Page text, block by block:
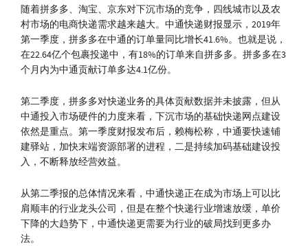
随着拼多多、淘宝、京东对下沉市场的竞争，四线城市以及农
村市场的电商快递需求越来越大。中通快递财报显示，2019年
第一季度，拼多多在中通的订单量同比增长41.6%。也就是说，
在22.64亿个包裹投递中，有18%的订单来自拼多多。拼多多在3
个月内为中通贡献订单多达4.1亿份。
第二季度，拼多多对快递业务的具体贡献数据并未披露，但从
中通投入市场硬件的力度来看，下沉市场的基础快递网点建设
依然是重点。第一季度财报发布后，赖梅松称，中通要快速铺
建驿站，加快末端资源部署的进程，二是持续加码基础建设投
入，不断释放经营效益。
从第二季报的总体情况来看，中通快递正在成为市场上可以比
肩顺丰的行业龙头公司，但是在整个快递行业增速放缓，单价
下降的大趋势下，中通快递更需要为行业的破局找到更多办
法。